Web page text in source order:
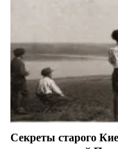
Секреты старого